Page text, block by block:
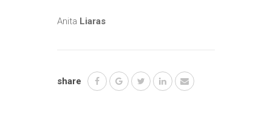
Anita Liaras
share